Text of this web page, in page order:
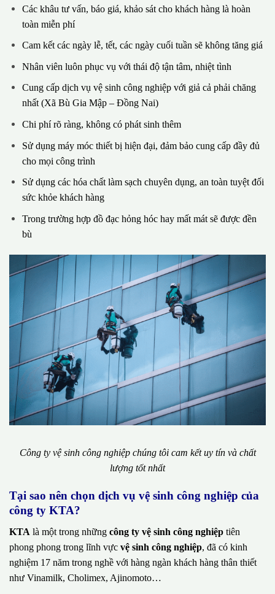
Các khâu tư vấn, báo giá, khảo sát cho khách hàng là hoàn
toàn miễn phí
Cam kết các ngày lễ, tết, các ngày cuối tuần sẽ không tăng giá
Nhân viên luôn phục vụ với thái độ tận tâm, nhiệt tình
Cung cấp dịch vụ vệ sinh công nghiệp với giả cả phải chăng
nhất (Xã Bù Gia Mập – Đồng Nai)
Chi phí rõ ràng, không có phát sinh thêm
Sử dụng máy móc thiết bị hiện đại, đảm bảo cung cấp đầy đủ
cho mọi công trình
Sử dụng các hóa chất làm sạch chuyên dụng, an toàn tuyệt đối
sức khỏe khách hàng
Trong trường hợp đồ đạc hỏng hóc hay mất mát sẽ được đền
bù
Công ty vệ sinh công nghiệp chúng tôi cam kết uy tín và chất
lượng tốt nhất
Tại sao nên chọn dịch vụ vệ sinh công nghiệp của
công ty KTA?
KTA là một trong những công ty vệ sinh công nghiệp tiên
phong phong trong lĩnh vực vệ sinh công nghiệp, đã có kinh
nghiệm 17 năm trong nghề với hàng ngàn khách hàng thân thiết
như Vinamilk, Cholimex, Ajinomoto…